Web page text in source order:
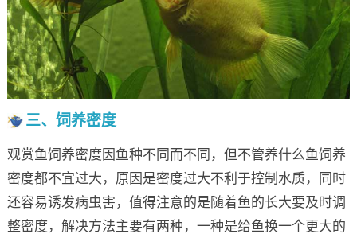
三、饲养密度
观赏鱼饲养密度因鱼种不同而不同，但不管养什么鱼饲养
密度都不宜过大，原因是密度过大不利于控制水质，同时
还容易诱发病虫害，值得注意的是随着鱼的长大要及时调
整密度，解决方法主要有两种，一种是给鱼换一个更大的